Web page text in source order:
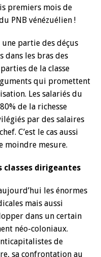
premiers mois de
PNB vénézuélien !
partie des déçus
dans les bras des
de la classe
qui promettent
Les salariés du
de la richesse
par des salaires
C’est le cas aussi
moindre mesure.
classes dirigeantes
les énormes
mais aussi
dans un certain
néo-coloniaux.
de
sa confrontation au